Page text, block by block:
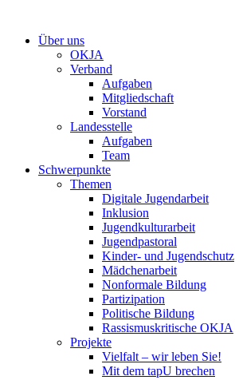
springenÜber uns
OKJA
Verband
Aufgaben
Mitgliedschaft
Vorstand
Landesstelle
Aufgaben
Team
Schwerpunkte
Themen
Digitale Jugendarbeit
Inklusion
Jugendkulturarbeit
Jugendpastoral
Kinder- und Jugendschutz
Mädchenarbeit
Nonformale Bildung
Partizipation
Politische Bildung
Rassismuskritische OKJA
Projekte
Vielfalt – wir leben Sie!
Mit dem tapU brechen